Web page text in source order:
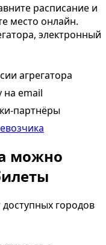
расписание и
место онлайн.
электронный
агрегатора
на email
партнёры
можно
городов